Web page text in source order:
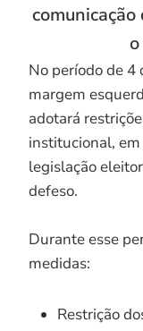
No período de 4
margem
adotará
institucional,
legislação
defeso.
Durante esse
medidas:
Restrição